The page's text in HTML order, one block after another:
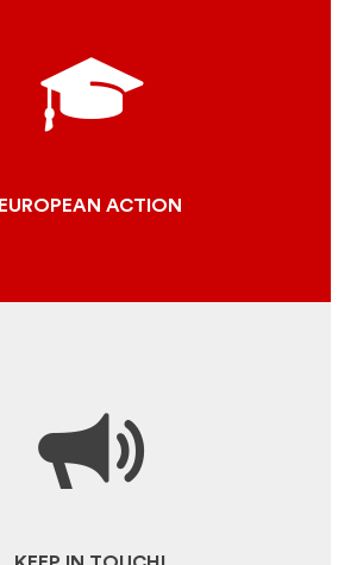
EUROPEAN ACTION
OF DISCOVERY...
REDISCOVERY
AND CURRENT EVENTS
AREA AND MEDIAS